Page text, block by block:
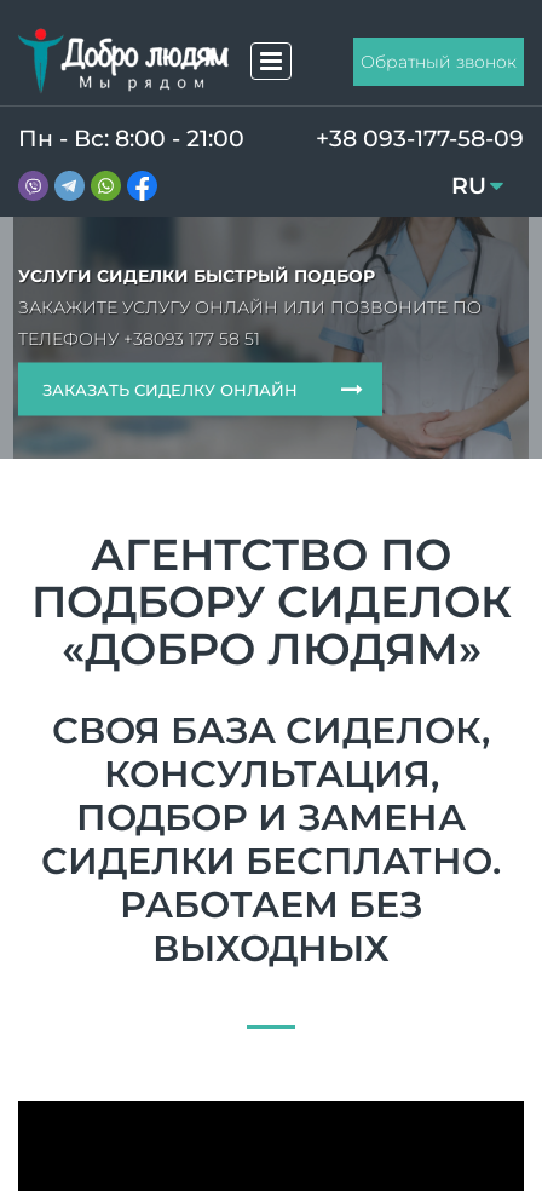
Обратный звонок
Пн - Вс: 8:00 - 21:00
+38 093-177-58-09
RU
UA
УСЛУГИ СИДЕЛКИ БЫСТРЫЙ ПОДБОР
ЗАКАЖИТЕ УСЛУГУ ОНЛАЙН ИЛИ ПОЗВОНИТЕ ПО
ТЕЛЕФОНУ +38093 177 58 51
ЗАКАЗАТЬ СИДЕЛКУ ОНЛАЙН
АГЕНТСТВО ПО
ПОДБОРУ СИДЕЛОК
«ДОБРО ЛЮДЯМ»
СВОЯ БАЗА СИДЕЛОК,
КОНСУЛЬТАЦИЯ,
ПОДБОР И ЗАМЕНА
СИДЕЛКИ БЕСПЛАТНО.
РАБОТАЕМ БЕЗ
ВЫХОДНЫХ